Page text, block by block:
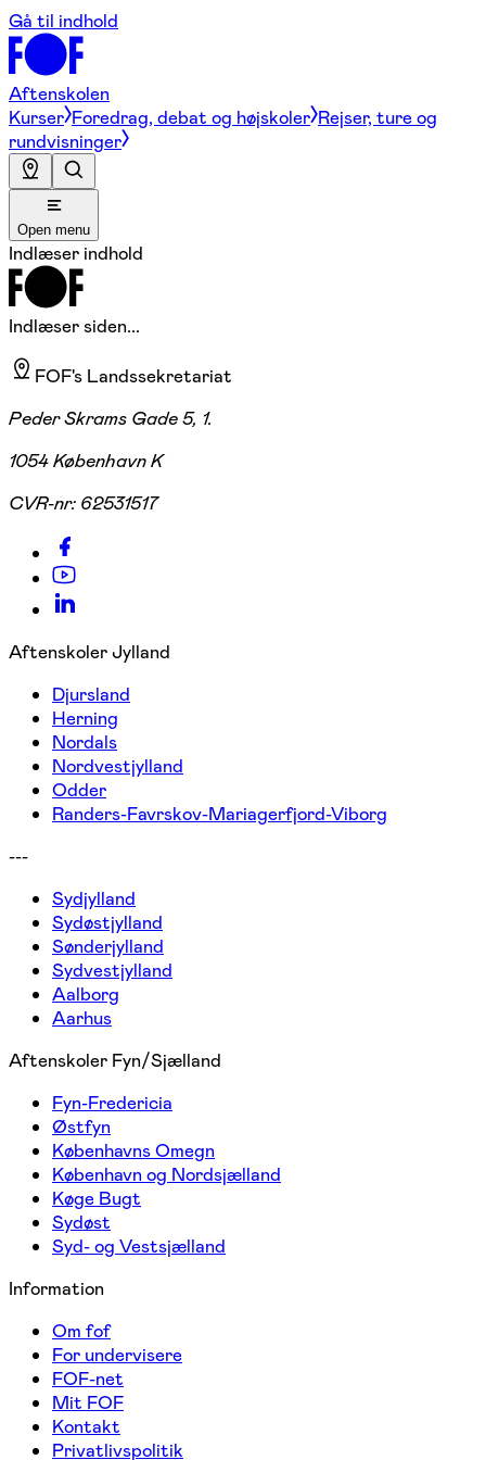
Gå til indhold
Aftenskolen
Kurser Foredrag, debat og højskoler Rejser, ture og
rundvisninger
Open menu
Indlæser indhold
Indlæser siden...
FOF's Landssekretariat
Peder Skrams Gade 5, 1.
1054 København K
CVR-nr: 62531517
Aftenskoler Jylland
Djursland
Herning
Nordals
Nordvestjylland
Odder
Randers-Favrskov-Mariagerfjord-Viborg
---
Sydjylland
Sydøstjylland
Sønderjylland
Sydvestjylland
Aalborg
Aarhus
Aftenskoler Fyn/Sjælland
Fyn-Fredericia
Østfyn
Københavns Omegn
København og Nordsjælland
Køge Bugt
Sydøst
Syd- og Vestsjælland
Information
Om fof
For undervisere
FOF-net
Mit FOF
Kontakt
Privatlivspolitik